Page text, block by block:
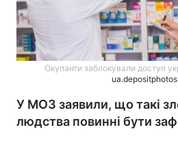
Окупанти заблокували доступ
У МОЗ заявили, що такі
людства повинні бути